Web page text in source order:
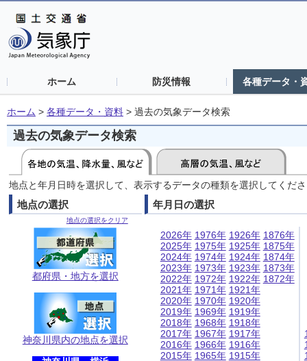
ホーム 防災情報 各種データ・
ホーム > 各種データ・資料 > 過去の気象データ検索
過去の気象データ検索
地点と年月日時を選択して、表示するデータの種類を選択してくだ
地点の選択
地点の選択をクリア
都府県・地方を選択
神奈川県内の地点を選択
年月日の選択
2026年
2025年
2024年
2023年
2022年
2021年
2020年
2019年
2018年
2017年
2016年
2015年
1976年
1975年
1974年
1973年
1972年
1971年
1970年
1969年
1968年
1967年
1966年
1965年
1926年
1925年
1924年
1923年
1922年
1921年
1920年
1919年
1918年
1917年
1916年
1915年
1876年
1875年
1874年
1873年
1872年